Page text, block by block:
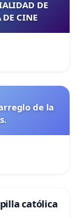
DE
DE CINE
de la
católica